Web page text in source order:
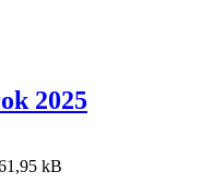
2025
kB